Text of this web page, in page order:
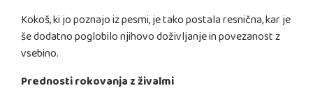
Kokoš, ki jo poznajo iz pesmi, je tako postala resnična, kar je
še dodatno poglobilo njihovo doživljanje in povezanost z
vsebino.
Prednosti rokovanja z živalmi